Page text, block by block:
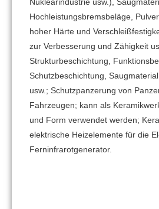
Nuklearindustrie usw.),
Hochleistungsbremsbeläge,
hoher Härte und
zur Verbesserung und Zähigkeit
Strukturbeschichtung,
Schutzbeschichtung,
usw.; Schutzpanzerung von
Fahrzeugen; kann als
und Form verwendet werden;
elektrische Heizelemente für die
Ferninfrarotgenerator.